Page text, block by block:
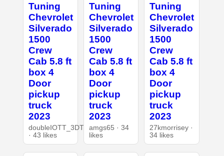
Tuning
Chevrolet
Silverado
1500
Crew
Cab 5.8 ft
box 4
Door
pickup
truck
2023
doubleIOTT_3DT
· 43 likes
Tuning
Chevrolet
Silverado
1500
Crew
Cab 5.8 ft
box 4
Door
pickup
truck
2023
amgs65 · 34
likes
Tuning
Chevrolet
Silverado
1500
Crew
Cab 5.8 ft
box 4
Door
pickup
truck
2023
27kmorrisey ·
34 likes